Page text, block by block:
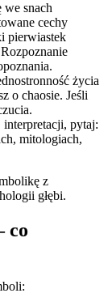
we snach
cechy
pierwiastek
życia
o chaosie. Jeśli
interpretacji, pytaj:
mitologiach,
z
głębi.
co